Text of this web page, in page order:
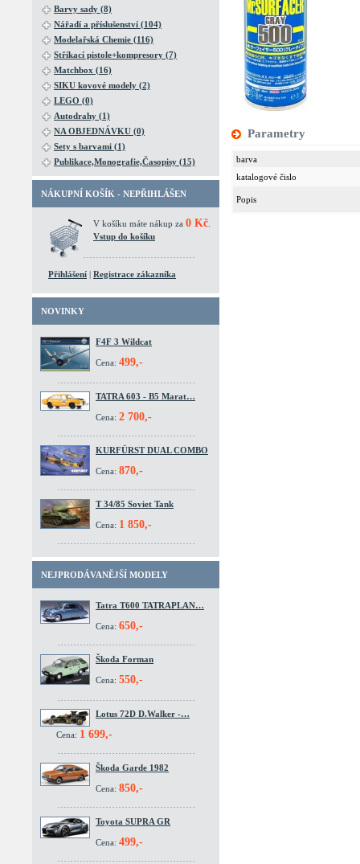
Barvy sady (8)
Nářadí a příslušenství (104)
Modelařská Chemie (116)
Stříkací pistole+kompresory (7)
Matchbox (16)
SIKU kovové modely (2)
LEGO (0)
Autodrahy (1)
NA OBJEDNÁVKU (0)
Sety s barvami (1)
Publikace,Monografie,Časopisy (15)
NÁKUPNÍ KOŠÍK - NEPŘIHLÁŠEN
V košíku máte nákup za 0 Kč
Vstup do košíku
Přihlášení | Registrace zákazníka
NOVINKY
F4F 3 Wildcat
Cena: 499,-
TATRA 603 - B5 Marat…
Cena: 2 700,-
KURFÜRST DUAL COMBO
Cena: 870,-
T 34/85 Soviet Tank
Cena: 1 850,-
NEJPRODÁVANĚJŠÍ MODELY
Tatra T600 TATRAPLAN…
Cena: 650,-
Škoda Forman
Cena: 550,-
Lotus 72D D.Walker -…
Cena: 1 699,-
Škoda Garde 1982
Cena: 850,-
Toyota SUPRA GR
Cena: 499,-
Parametry
barva
katalogové čislo
Popis